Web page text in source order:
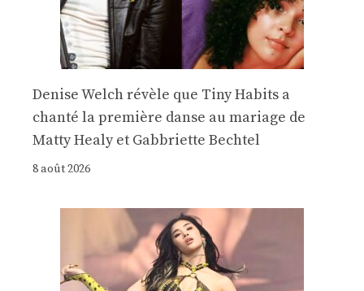
Denise Welch révèle que Tiny Habits a
chanté la première danse au mariage de
Matty Healy et Gabbriette Bechtel
8 août 2026